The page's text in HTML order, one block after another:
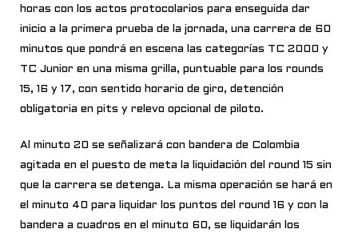
horas con los actos protocolarios para enseguida dar
inicio a la primera prueba de la jornada, una carrera de 60
minutos que pondrá en escena las categorías TC 2000 y
TC Junior en una misma grilla, puntuable para los rounds
15, 16 y 17, con sentido horario de giro, detención
obligatoria en pits y relevo opcional de piloto.
Al minuto 20 se señalizará con bandera de Colombia
agitada en el puesto de meta la liquidación del round 15 sin
que la carrera se detenga. La misma operación se hará en
el minuto 40 para liquidar los puntos del round 16 y con la
bandera a cuadros en el minuto 60, se liquidarán los